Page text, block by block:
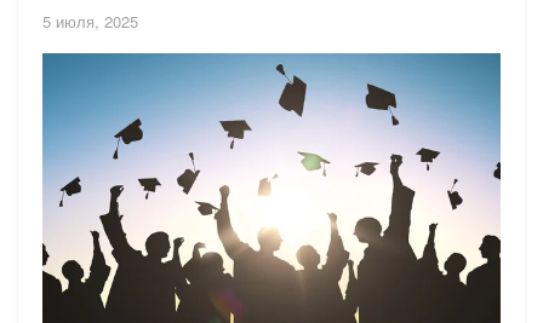
5 июля, 2025